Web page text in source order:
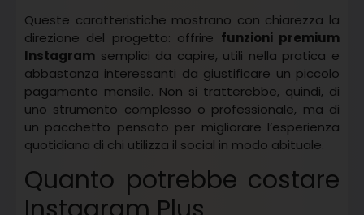
Queste caratteristiche mostrano con chiarezza la
direzione del progetto: offrire funzioni premium
Instagram semplici da capire, utili nella pratica e
abbastanza interessanti da giustificare un piccolo
pagamento mensile. Non si tratterebbe, quindi, di
uno strumento complesso o professionale, ma di
un pacchetto pensato per migliorare l’esperienza
quotidiana di chi utilizza il social in modo abituale.
Quanto potrebbe costare